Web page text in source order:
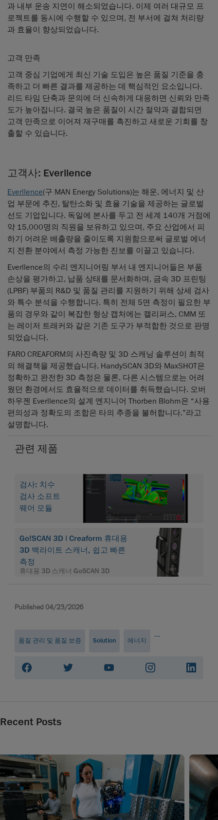
과 내부 운송 지연이 해소되었습니다. 이제 여러 대규모 프
로젝트를 동시에 수행할 수 있으며, 전 부서에 걸쳐 처리량
과 효율이 향상되었습니다.
고객 만족
고객 중심 기업에게 최신 기술 도입은 높은 품질 기준을 충
족하고 더 빠른 결과를 제공하는 데 핵심적인 요소입니다.
리드 타임 단축과 문의에 더 신속하게 대응하면 신뢰와 만족
도가 높아집니다. 결국 높은 품질이 시간 절약과 결합되면
고객 만족으로 이어져 재구매를 촉진하고 새로운 기회를 창
출할 수 있습니다.
고객사: Everllence
Everllence(구 MAN Energy Solutions)는 해운, 에너지 및 산
업 부문에 추진, 탈탄소화 및 효율 기술을 제공하는 글로벌
선도 기업입니다. 독일에 본사를 두고 전 세계 140개 거점에
약 15,000명의 직원을 보유하고 있으며, 주요 산업에서 피
하기 어려운 배출량을 줄이도록 지원함으로써 글로벌 에너
지 전환 분야에서 측정 가능한 진보를 이끌고 있습니다.
Everllence의 수리 엔지니어링 부서 내 엔지니어들은 부품
손상을 평가하고, 납품 상태를 문서화하며, 금속 3D 프린팅
(LPBF) 부품의 R&D 및 품질 관리를 지원하기 위해 상세 검사
와 특수 분석을 수행합니다. 특히 전체 5면 측정이 필요한 부
품의 경우와 같이 복잡한 형상 캡처에는 캘리퍼스, CMM 또
는 레이저 트래커와 같은 기존 도구가 부적합한 것으로 판명
되었습니다.
FARO CREAFORM의 사진측량 및 3D 스캐닝 솔루션이 최적
의 해결책을 제공했습니다. HandySCAN 3D와 MaxSHOT은
정확하고 완전한 3D 측정은 물론, 다른 시스템으로는 어려
웠던 환경에서도 효율적으로 데이터를 취득했습니다. 오버
하우젠 Everllence의 설계 엔지니어 Thorben Blohm은 “사용
편의성과 정확도의 조합은 타의 추종을 불허합니다.”라고
설명합니다.
관련 제품
검사: 치수
검사 소프트
웨어 모듈
Go!SCAN 3D | Creaform 휴대용
3D 백라이트 스캐너, 쉽고 빠른
측정
휴대용 3D 스캐너 GoSCAN 3D
Published 04/23/2026
품질 관리 및 품질 보증 Solution 에너지
...
Recent Posts